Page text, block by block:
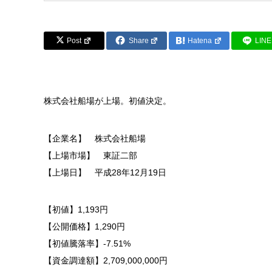
Post Share Hatena LINE
株式会社船場が上場。初値決定。
【企業名】 株式会社船場
【上場市場】 東証二部
【上場日】 平成28年12月19日
【初値】1,193円
【公開価格】1,290円
【初値騰落率】-7.51%
【資金調達額】2,709,000,000円